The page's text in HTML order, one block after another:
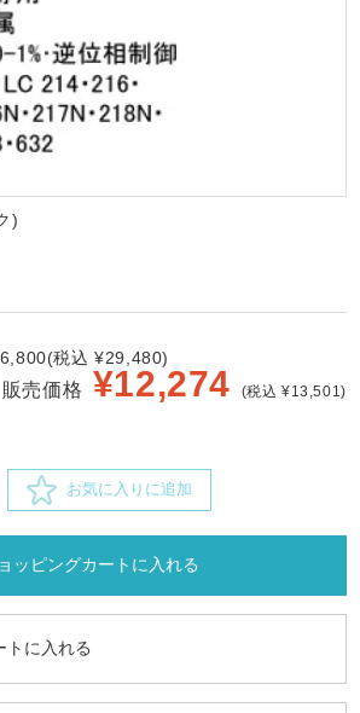
)
税込 ¥29,480)
販売価格 ¥12,274 (税込 ¥13,501)
お気に入りに追加